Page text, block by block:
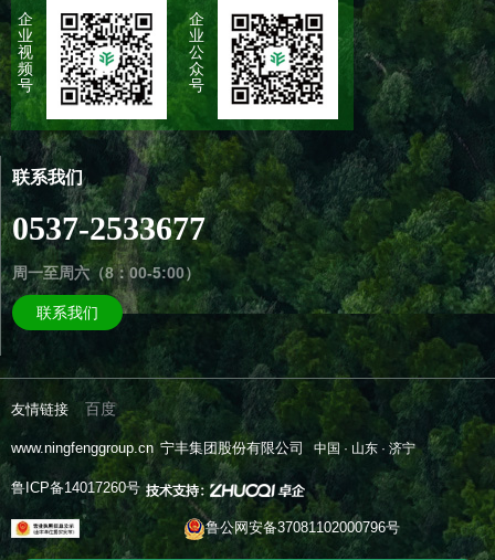
企
业
视
频
号
企
业
公
众
号
联系我们
0537-2533677
周一至周六（8：00-5:00）
联系我们
友情链接 百度
www.ningfenggroup.cn 宁丰集团股份有限公司 中国 · 山东 · 济宁
鲁ICP备14017260号
鲁公网安备37081102000796号